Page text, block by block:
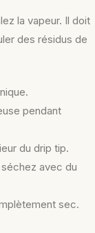
la vapeur. Il doit
des résidus de
pendant
du drip tip.
séchez avec du
sec.